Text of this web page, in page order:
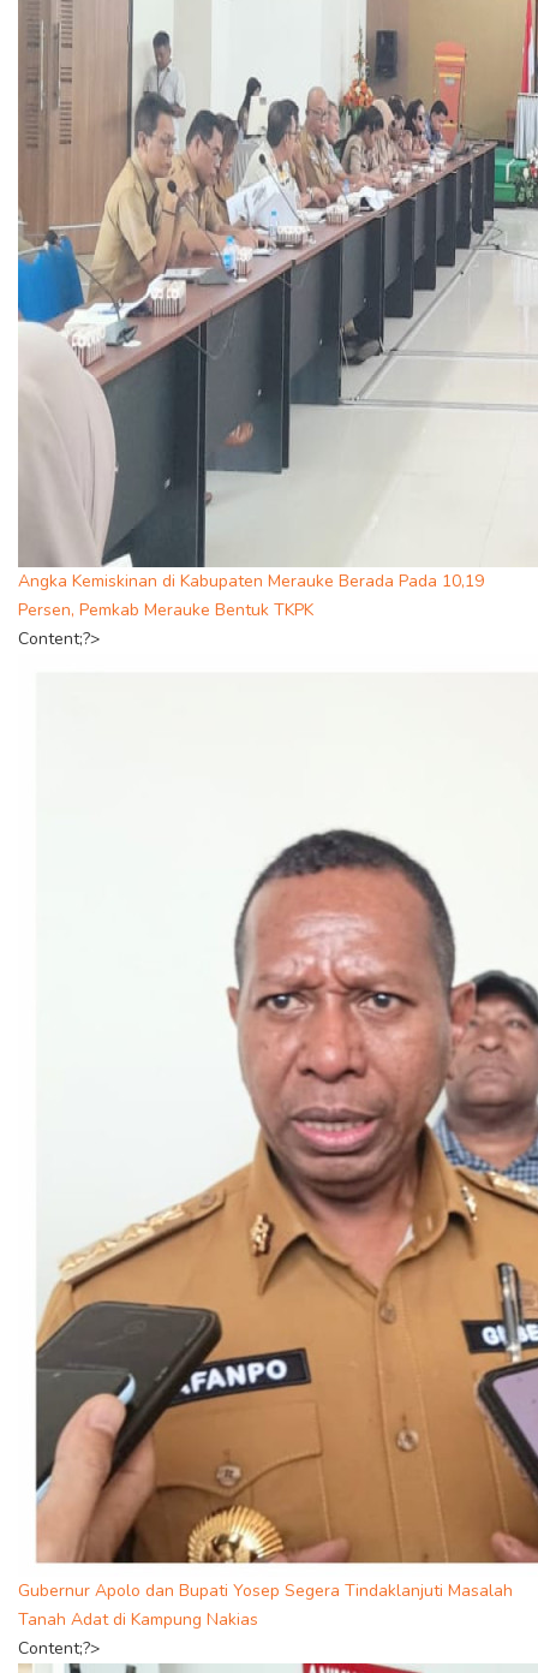
Angka Kemiskinan di Kabupaten Merauke Berada Pada 10,19
Persen, Pemkab Merauke Bentuk TKPK
Content;?>
Gubernur Apolo dan Bupati Yosep Segera Tindaklanjuti Masalah
Tanah Adat di Kampung Nakias
Content;?>